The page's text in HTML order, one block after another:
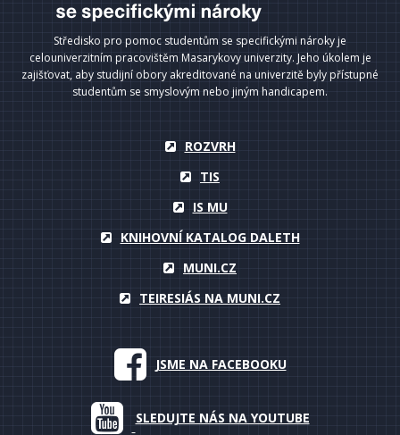
Středisko pro pomoc studentům se specifickými nároky je
celouniverzitním pracovištěm Masarykovy univerzity. Jeho úkolem je
zajišťovat, aby studijní obory akreditované na univerzitě byly přístupné
studentům se smyslovým nebo jiným handicapem.
ROZVRH
TIS
IS MU
KNIHOVNÍ KATALOG DALETH
MUNI.CZ
TEIRESIÁS NA MUNI.CZ
JSME NA FACEBOOKU
SLEDUJTE NÁS NA YOUTUBE